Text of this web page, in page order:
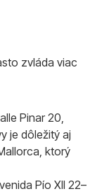
zvláda viac
Pinar 20,
je dôležitý aj
ktorý
Pío XII 22–